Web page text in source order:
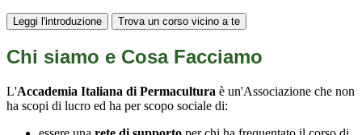
Leggi l'introduzione Trova un corso vicino a te
Chi siamo e Cosa Facciamo
L'Accademia Italiana di Permacultura è un'Associazione che non
ha scopi di lucro ed ha per scopo sociale di: